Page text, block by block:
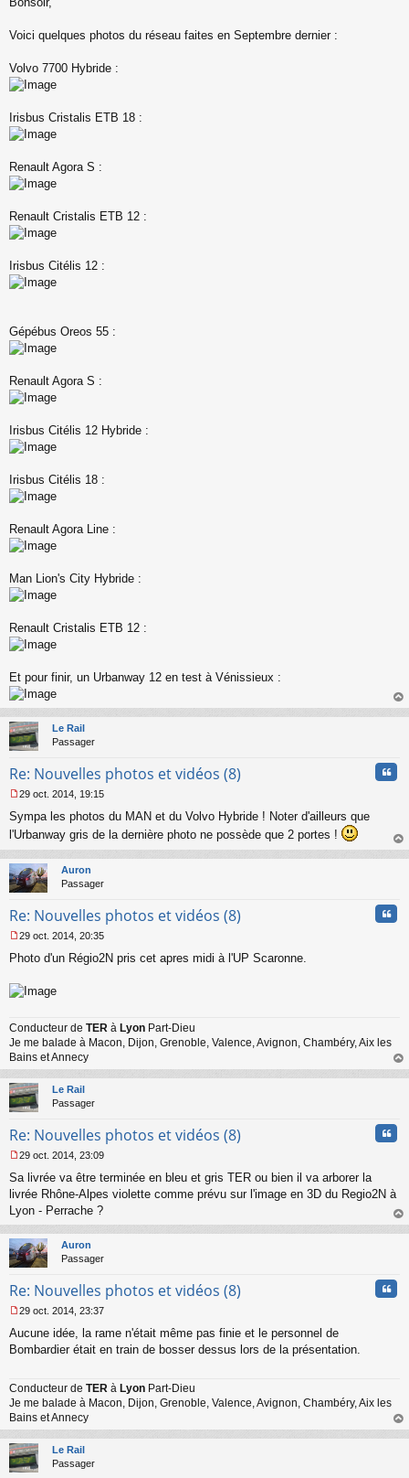
e
s
e
n
n
l
u
Voici quelques photos du réseau faites en Septembre dernier :
Volvo 7700 Hybride :
Irisbus Cristalis ETB 18 :
Renault Agora S :
Renault Cristalis ETB 12 :
Irisbus Citélis 12 :
Gépébus Oreos 55 :
Renault Agora S :
Irisbus Citélis 12 Hybride :
Irisbus Citélis 18 :
Renault Agora Line :
Man Lion's City Hybride :
Renault Cristalis ETB 12 :
Et pour finir, un Urbanway 12 en test à Vénissieux :
au
Le Rail
Passager
Re: Nouvelles photos et vidéos (8)
e
s
a
g
e
o
l
u
29 oct. 2014, 19:15
Sympa les photos du MAN et du Volvo Hybride ! Noter d'ailleurs que
l'Urbanway gris de la dernière photo ne possède que 2 portes !
au
Auron
Passager
Re: Nouvelles photos et vidéos (8)
e
s
a
e
n
o
n
l
u
29 oct. 2014, 20:35
Photo d'un Régio2N pris cet apres midi à l'UP Scaronne.
Conducteur de TER à Lyon Part-Dieu
Je me balade à Macon, Dijon, Grenoble, Valence, Avignon, Chambéry, Aix les
Bains et Annecy
au
Le Rail
Passager
Re: Nouvelles photos et vidéos (8)
e
s
s
g
e
n
n
u
29 oct. 2014, 23:09
Sa livrée va être terminée en bleu et gris TER ou bien il va arborer la
livrée Rhône-Alpes violette comme prévu sur l'image en 3D du Regio2N à
Lyon - Perrache ?
au
Auron
Passager
Re: Nouvelles photos et vidéos (8)
e
s
g
e
n
o
n
l
u
29 oct. 2014, 23:37
Aucune idée, la rame n'était même pas finie et le personnel de
Bombardier était en train de bosser dessus lors de la présentation.
Conducteur de TER à Lyon Part-Dieu
Je me balade à Macon, Dijon, Grenoble, Valence, Avignon, Chambéry, Aix les
Bains et Annecy
au
Le Rail
Passager